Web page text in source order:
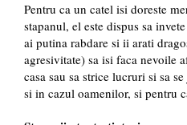
Pentru ca un catel isi doreste
stapanul, el este dispus sa
ai putina rabdare si ii arati
agresivitate) sa isi faca nevoile
casa sau sa strice lucruri si sa
si in cazul oamenilor, si pentru